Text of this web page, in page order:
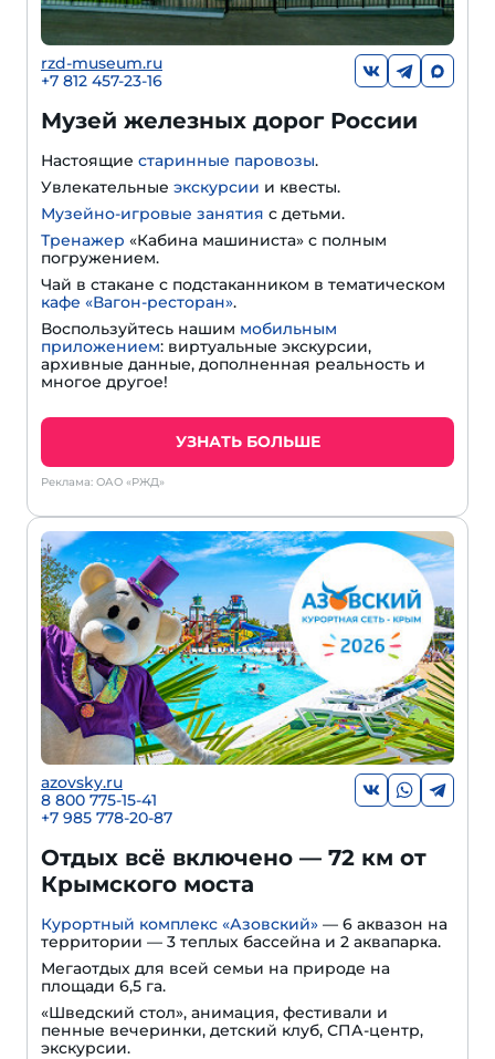
rzd-museum.ru
+7 812 457-23-16
Музей железных дорог России
Настоящие старинные паровозы.
Увлекательные экскурсии и квесты.
Музейно-игровые занятия с детьми.
Тренажер «Кабина машиниста» с полным
погружением.
Чай в стакане с подстаканником в тематическом
кафе «Вагон-ресторан».
Воспользуйтесь нашим мобильным
приложением: виртуальные экскурсии,
архивные данные, дополненная реальность и
многое другое!
УЗНАТЬ БОЛЬШЕ
Реклама: ОАО «РЖД»
azovsky.ru
8 800 775-15-41
+7 985 778-20-87
Отдых всё включено — 72 км от
Крымского моста
Курортный комплекс «Азовский» — 6 аквазон на
территории — 3 теплых бассейна и 2 аквапарка.
Мегаотдых для всей семьи на природе на
площади 6,5 га.
«Шведский стол», анимация, фестивали и
пенные вечеринки, детский клуб, СПА-центр,
экскурсии.